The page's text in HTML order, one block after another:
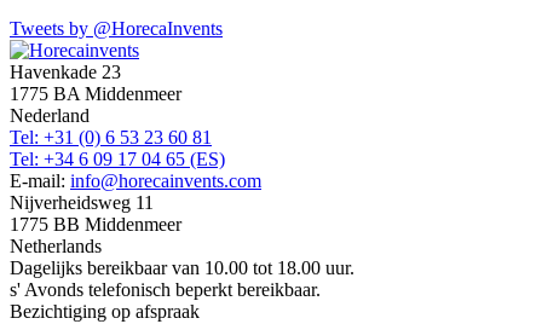
Tweets by @HorecaInvents
Back
To
Top
Havenkade 23
1775 BA Middenmeer
Nederland
Tel: +31 (0) 6 53 23 60 81
Tel: +34 6 09 17 04 65 (ES)
E-mail: info@horecainvents.com
Nijverheidsweg 11
1775 BB Middenmeer
Netherlands
Dagelijks bereikbaar van 10.00 tot 18.00 uur.
s' Avonds telefonisch beperkt bereikbaar.
Bezichtiging op afspraak